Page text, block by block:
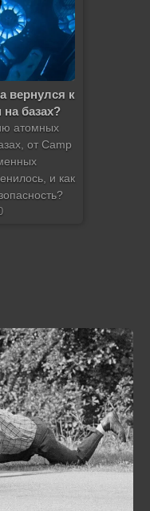
вернулся к
базах?
атомных
от Camp
и как